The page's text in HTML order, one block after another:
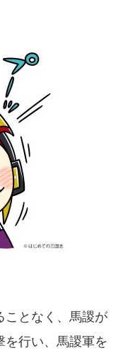
ことなく、馬謖が
を行い、馬謖軍を